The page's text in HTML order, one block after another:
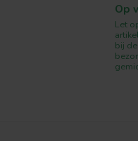
Op
Let
bij